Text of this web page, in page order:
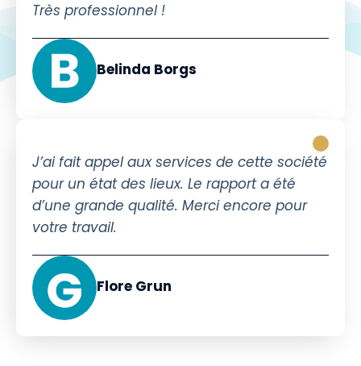
Très professionnel !
Belinda Borgs
J’ai fait appel aux services de cette société
pour un état des lieux. Le rapport a été
d’une grande qualité. Merci encore pour
votre travail.
Flore Grun